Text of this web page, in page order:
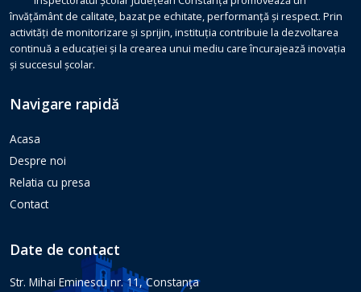
învățământ de calitate, bazat pe echitate, performanță și respect. Prin
activități de monitorizare și sprijin, instituția contribuie la dezvoltarea
continuă a educației și la crearea unui mediu care încurajează inovația
și succesul școlar.
Navigare rapidă
Acasa
Despre noi
Relatia cu presa
Contact
Date de contact
Str. Mihai Eminescu nr. 11, Constanţa